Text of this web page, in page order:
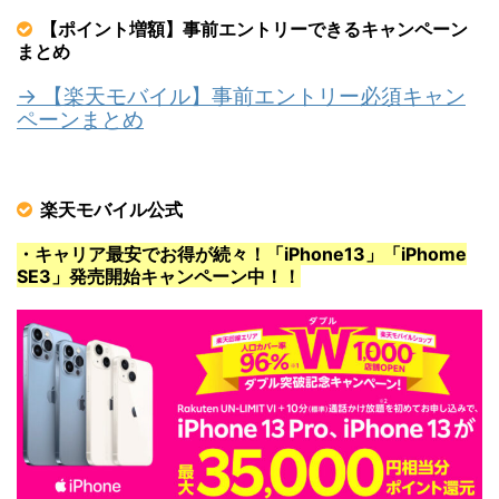
【ポイント増額】事前エントリーできるキャンペーン
まとめ
→ 【楽天モバイル】事前エントリー必須キャン
ペーンまとめ
楽天モバイル公式
・キャリア最安でお得が続々！「iPhone13」「iPhome
SE3」発売開始キャンペーン中！！